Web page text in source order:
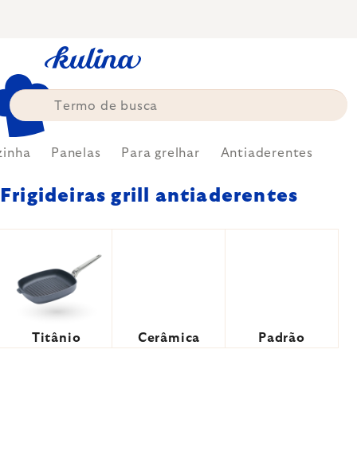
Panelas Para grelhar Antiaderentes
Frigideiras grill antiaderentes
Titânio Cerâmica Padrão